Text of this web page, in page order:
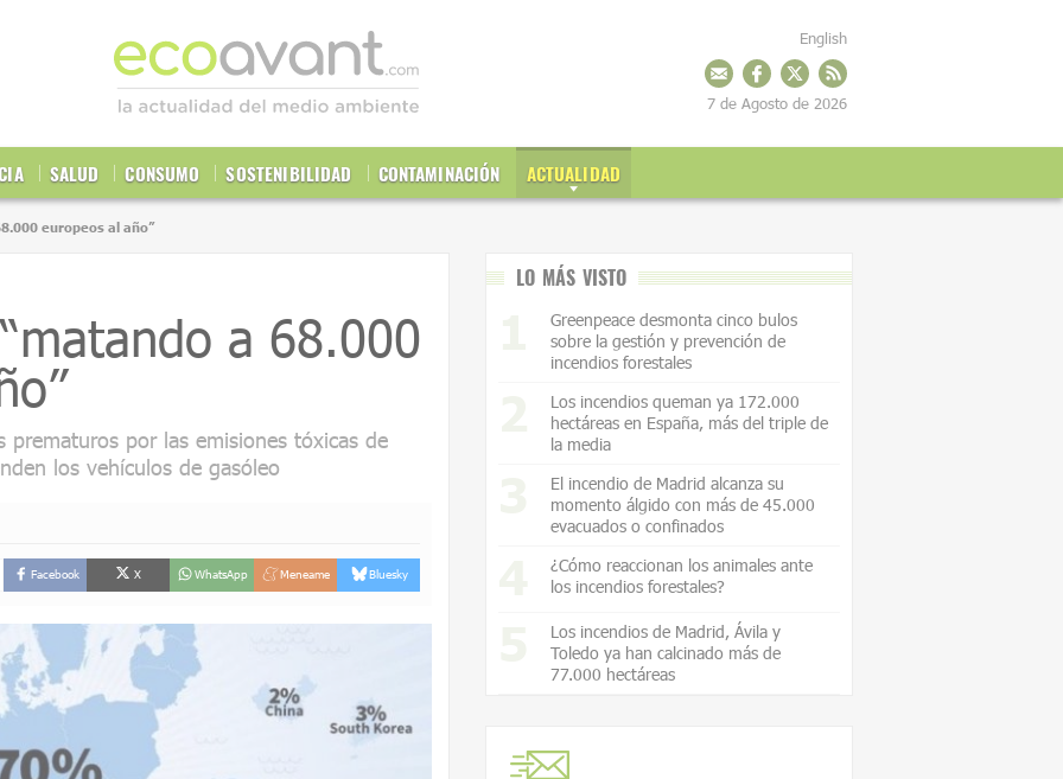
SALUD CONSUMO SOSTENIBILIDAD CONTAMINACIÓN ACTUALIDAD
English
7 de Agosto de 2026
europeos al año”
a 68.000
prematuros por las emisiones tóxicas de
los vehículos de gasóleo
Facebook X WhatsApp Meneame Bluesky
LO MÁS VISTO
Greenpeace desmonta cinco bulos
sobre la gestión y prevención de
incendios forestales
Los incendios queman ya 172.000
hectáreas en España, más del triple de
la media
El incendio de Madrid alcanza su
momento álgido con más de 45.000
evacuados o confinados
¿Cómo reaccionan los animales ante
los incendios forestales?
Los incendios de Madrid, Ávila y
Toledo ya han calcinado más de
77.000 hectáreas